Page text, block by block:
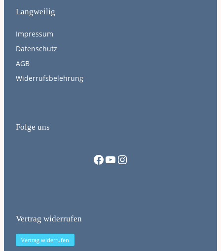
Langweilig
Impressum
Datenschutz
AGB
Widerrufsbelehrung
Folge uns
Facebook
YouTube
Instagram
Vertrag widerrufen
Vertrag widerrufen